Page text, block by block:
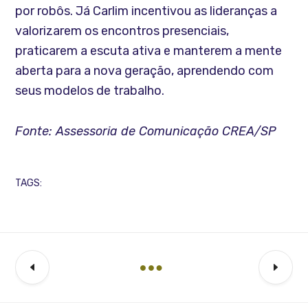
por robôs. Já Carlim incentivou as lideranças a
valorizarem os encontros presenciais,
praticarem a escuta ativa e manterem a mente
aberta para a nova geração, aprendendo com
seus modelos de trabalho.
Fonte: Assessoria de Comunicação CREA/SP
TAGS: